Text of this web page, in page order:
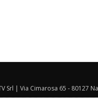
Srl | Via Cimarosa 65 - 80127